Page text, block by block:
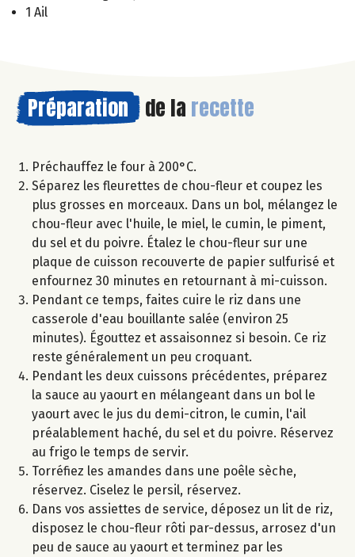
1 Ail
Préparation de la recette
Préchauffez le four à 200°C.
Séparez les fleurettes de chou-fleur et coupez les
plus grosses en morceaux. Dans un bol, mélangez le
chou-fleur avec l'huile, le miel, le cumin, le piment,
du sel et du poivre. Étalez le chou-fleur sur une
plaque de cuisson recouverte de papier sulfurisé et
enfournez 30 minutes en retournant à mi-cuisson.
Pendant ce temps, faites cuire le riz dans une
casserole d'eau bouillante salée (environ 25
minutes). Égouttez et assaisonnez si besoin. Ce riz
reste généralement un peu croquant.
Pendant les deux cuissons précédentes, préparez
la sauce au yaourt en mélangeant dans un bol le
yaourt avec le jus du demi-citron, le cumin, l'ail
préalablement haché, du sel et du poivre. Réservez
au frigo le temps de servir.
Torréfiez les amandes dans une poêle sèche,
réservez. Ciselez le persil, réservez.
Dans vos assiettes de service, déposez un lit de riz,
disposez le chou-fleur rôti par-dessus, arrosez d'un
peu de sauce au yaourt et terminez par les